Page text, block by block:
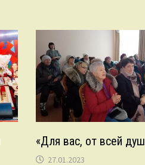
«Для вас, от всей
27.01.2023